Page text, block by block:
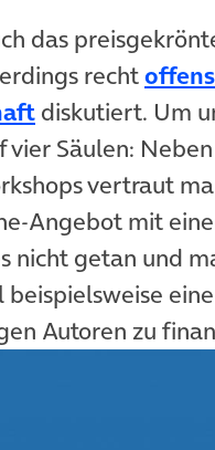
das
recht
diskutiert. Um
Säulen:
vertraut
Angebot mit
nicht getan und
eine
Autoren zu